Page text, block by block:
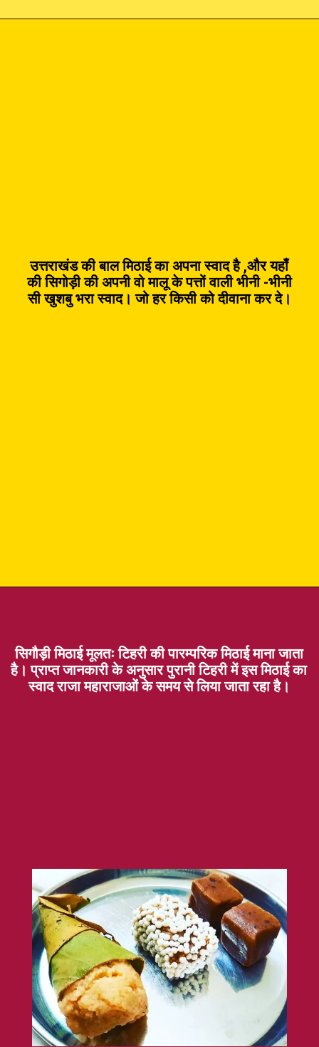
उत्तराखंड की बाल मिठाई का अपना स्वाद है ,और यहाँ
की सिगोड़ी की अपनी वो मालू के पत्तों वाली भीनी -भीनी
सी खुशबु भरा स्वाद। जो हर किसी को दीवाना कर दे।
सिगौड़ी मिठाई मूलतः टिहरी की पारम्परिक मिठाई माना जाता
है। प्राप्त जानकारी के अनुसार पुरानी टिहरी में इस मिठाई का
स्वाद राजा महाराजाओं के समय से लिया जाता रहा है।